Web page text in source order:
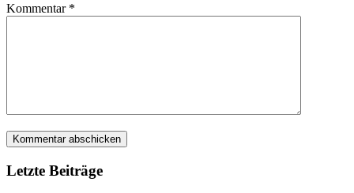
Kommentar *
Letzte Beiträge